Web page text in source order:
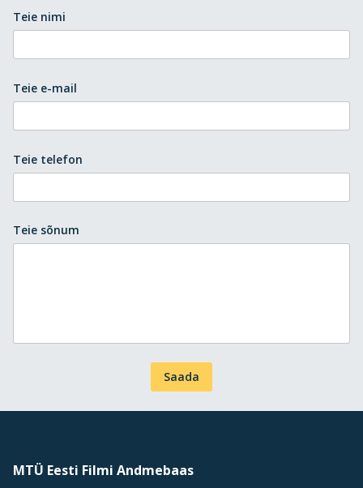
Teie nimi
Teie e-mail
Teie telefon
Teie sõnum
Saada
MTÜ Eesti Filmi Andmebaas